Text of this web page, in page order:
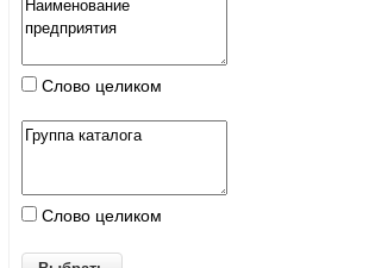
Слово целиком
Слово целиком